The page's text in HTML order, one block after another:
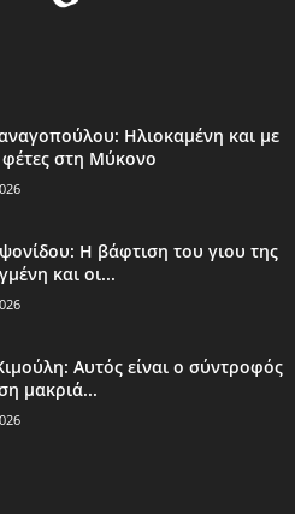
Ηλιοκαμένη και με
φέτες στη Μύκονο
Η βάφτιση του γιου της
και οι...
Αυτός είναι ο σύντροφός
μακριά...